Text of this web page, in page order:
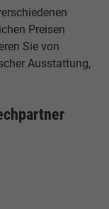
Preisen
Sie von
Ausstattung,